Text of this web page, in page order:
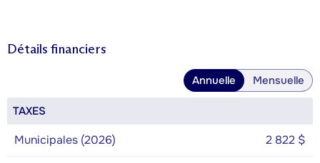
Détails financiers
Annuelle Mensuelle
TAXES
Municipales (2026) 2 822 $